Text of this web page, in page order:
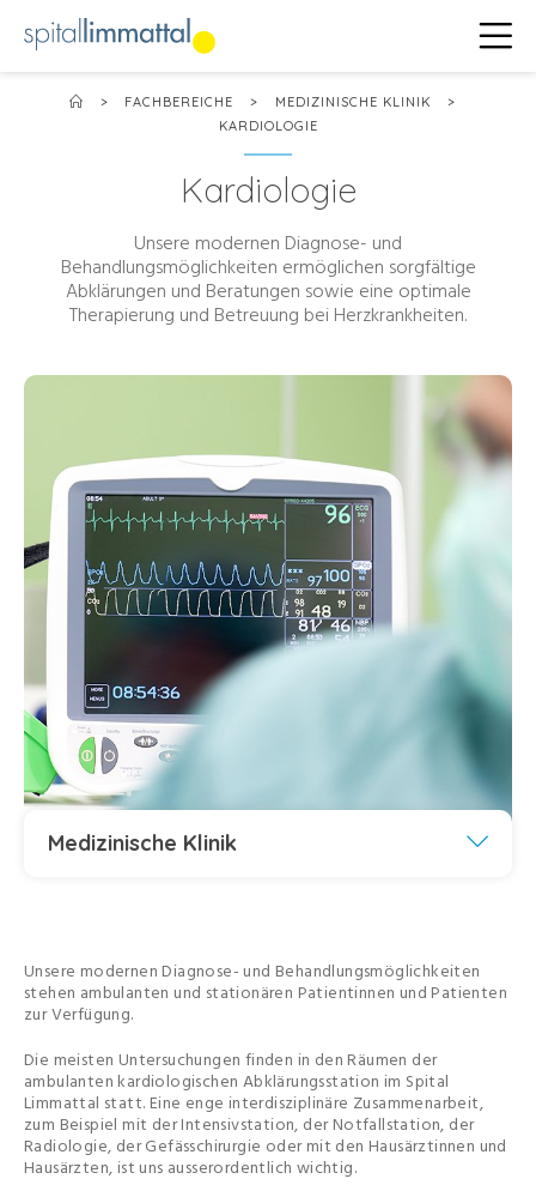
> FACHBEREICHE > MEDIZINISCHE KLINIK
>
KARDIOLOGIE
Kardiologie
Unsere modernen Diagnose- und
Behandlungsmöglichkeiten ermöglichen sorgfältige
Abklärungen und Beratungen sowie eine optimale
Therapierung und Betreuung bei Herzkrankheiten.
Medizinische Klinik
Unsere modernen Diagnose- und Behandlungsmöglichkeiten
stehen ambulanten und stationären Patientinnen und Patienten
zur Verfügung.
Die meisten Untersuchungen finden in den Räumen der
ambulanten kardiologischen Abklärungsstation im Spital
Limmattal statt. Eine enge interdisziplinäre Zusammenarbeit,
zum Beispiel mit der Intensivstation, der Notfallstation, der
Radiologie, der Gefässchirurgie oder mit den Hausärztinnen und
Hausärzten, ist uns ausserordentlich wichtig.